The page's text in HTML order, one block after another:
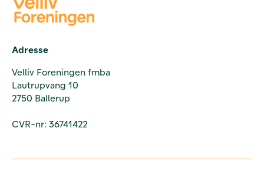
Adresse
Velliv Foreningen fmba
Lautrupvang 10
2750 Ballerup
CVR-nr: 36741422